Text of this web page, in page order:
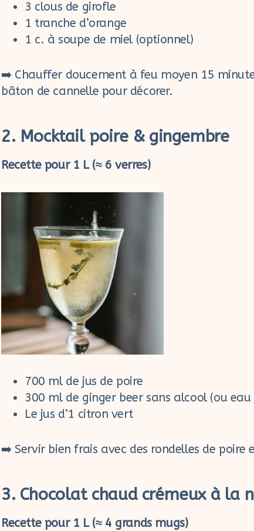
3 clous de girofle
1 tranche d’orange
1 c. à soupe de miel (optionnel)
➡️ Chauffer doucement à feu moyen 15
bâton de cannelle pour décorer.
2. Mocktail poire & gingembre
Recette pour 1 L (≈ 6 verres)
700 ml de jus de poire
300 ml de ginger beer sans alcool (ou
Le jus d’1 citron vert
➡️ Servir bien frais avec des rondelles de poire
3. Chocolat chaud crémeux à la
Recette pour 1 L (≈ 4 grands mugs)